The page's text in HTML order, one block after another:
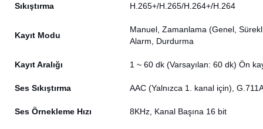
Sıkıştırma H.265+/H.265/H.264+/H.264
Kayıt Modu
Manuel, Zamanlama (Genel,
Alarm, Durdurma
Kayıt Aralığı 1 ~ 60 dk (Varsayılan: 60 dk) Ön
Ses Sıkıştırma AAC (Yalnızca 1. kanal için),
Ses Örnekleme Hızı 8KHz, Kanal Başına 16 bit